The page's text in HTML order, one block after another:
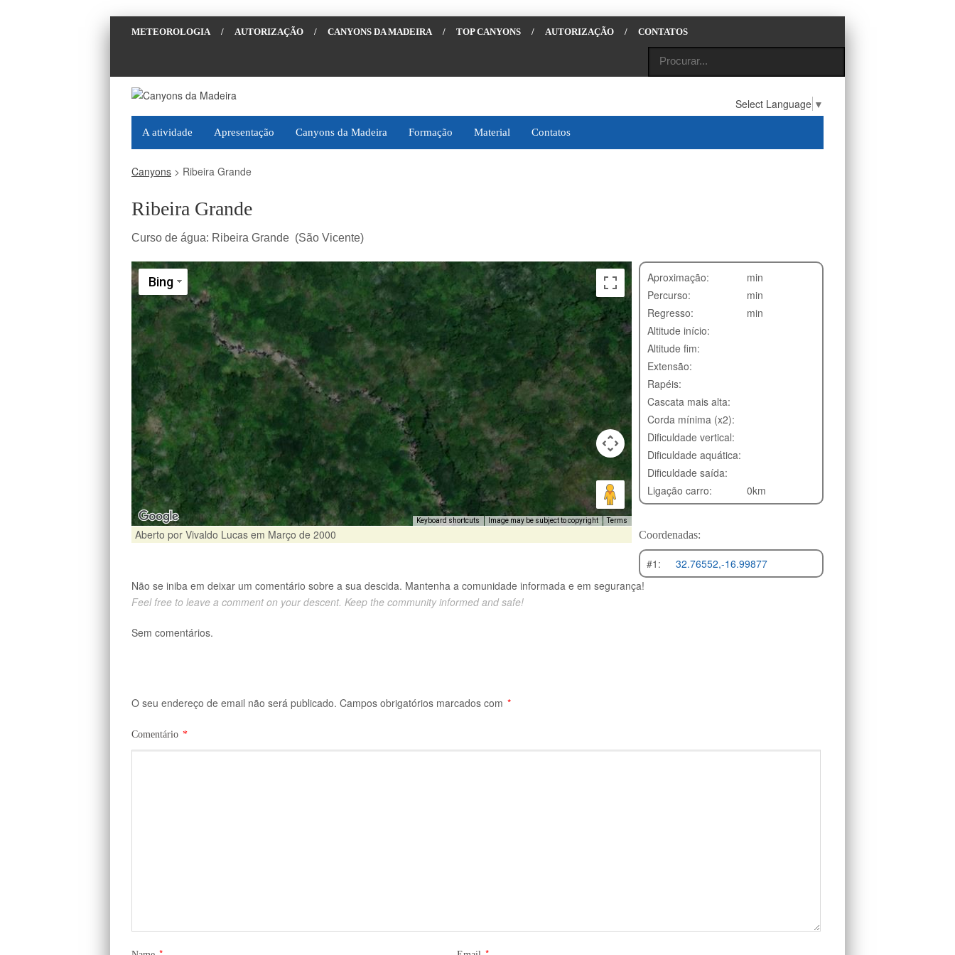
METEOROLOGIA / AUTORIZAÇÃO / CANYONS DA MADEIRA / TOP CANYONS / AUTORIZAÇÃO / CONTATOS
Select Language ▼
A atividade Apresentação Canyons da Madeira Formação Material Contatos
Canyons > Ribeira Grande
Ribeira Grande
Curso de água: Ribeira Grande (São Vicente)
Bing
Keyboard shortcuts Image may be subject to copyright Terms
Aberto por Vivaldo Lucas em Março de 2000
Aproximação:
min
Percurso:
min
Regresso:
min
Altitude início:
Altitude fim:
Extensão:
Rapéis:
Cascata mais alta:
Corda mínima (x2):
Dificuldade vertical:
Dificuldade aquática:
Dificuldade saída:
Ligação carro:
0km
Coordenadas:
#1:
32.76552,-16.99877
Não se iniba em deixar um comentário sobre a sua descida. Mantenha a comunidade informada e em segurança!
Feel free to leave a comment on your descent. Keep the community informed and safe!
Sem comentários.
O seu endereço de email não será publicado. Campos obrigatórios marcados com *
Comentário *